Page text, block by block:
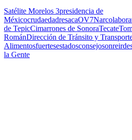
Satélite Morelos 3presidencia de
MéxicocrudaedadresacaOV7
de TepicCimarrones de SonoraTecate
RománDirección de Tránsito y
Alimentosfuertesestadosconsejosonreir
la Gente